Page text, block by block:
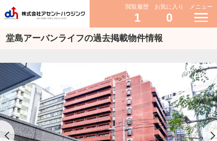
閲覧履歴
1
お気に入り
0
メニュー
堂島アーバンライフの過去掲載物件情報